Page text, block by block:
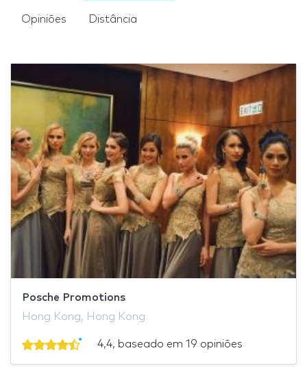
Opiniões Distância
Posche Promotions
Hong Kong, Hong Kong
4,4, baseado em 19 opiniões